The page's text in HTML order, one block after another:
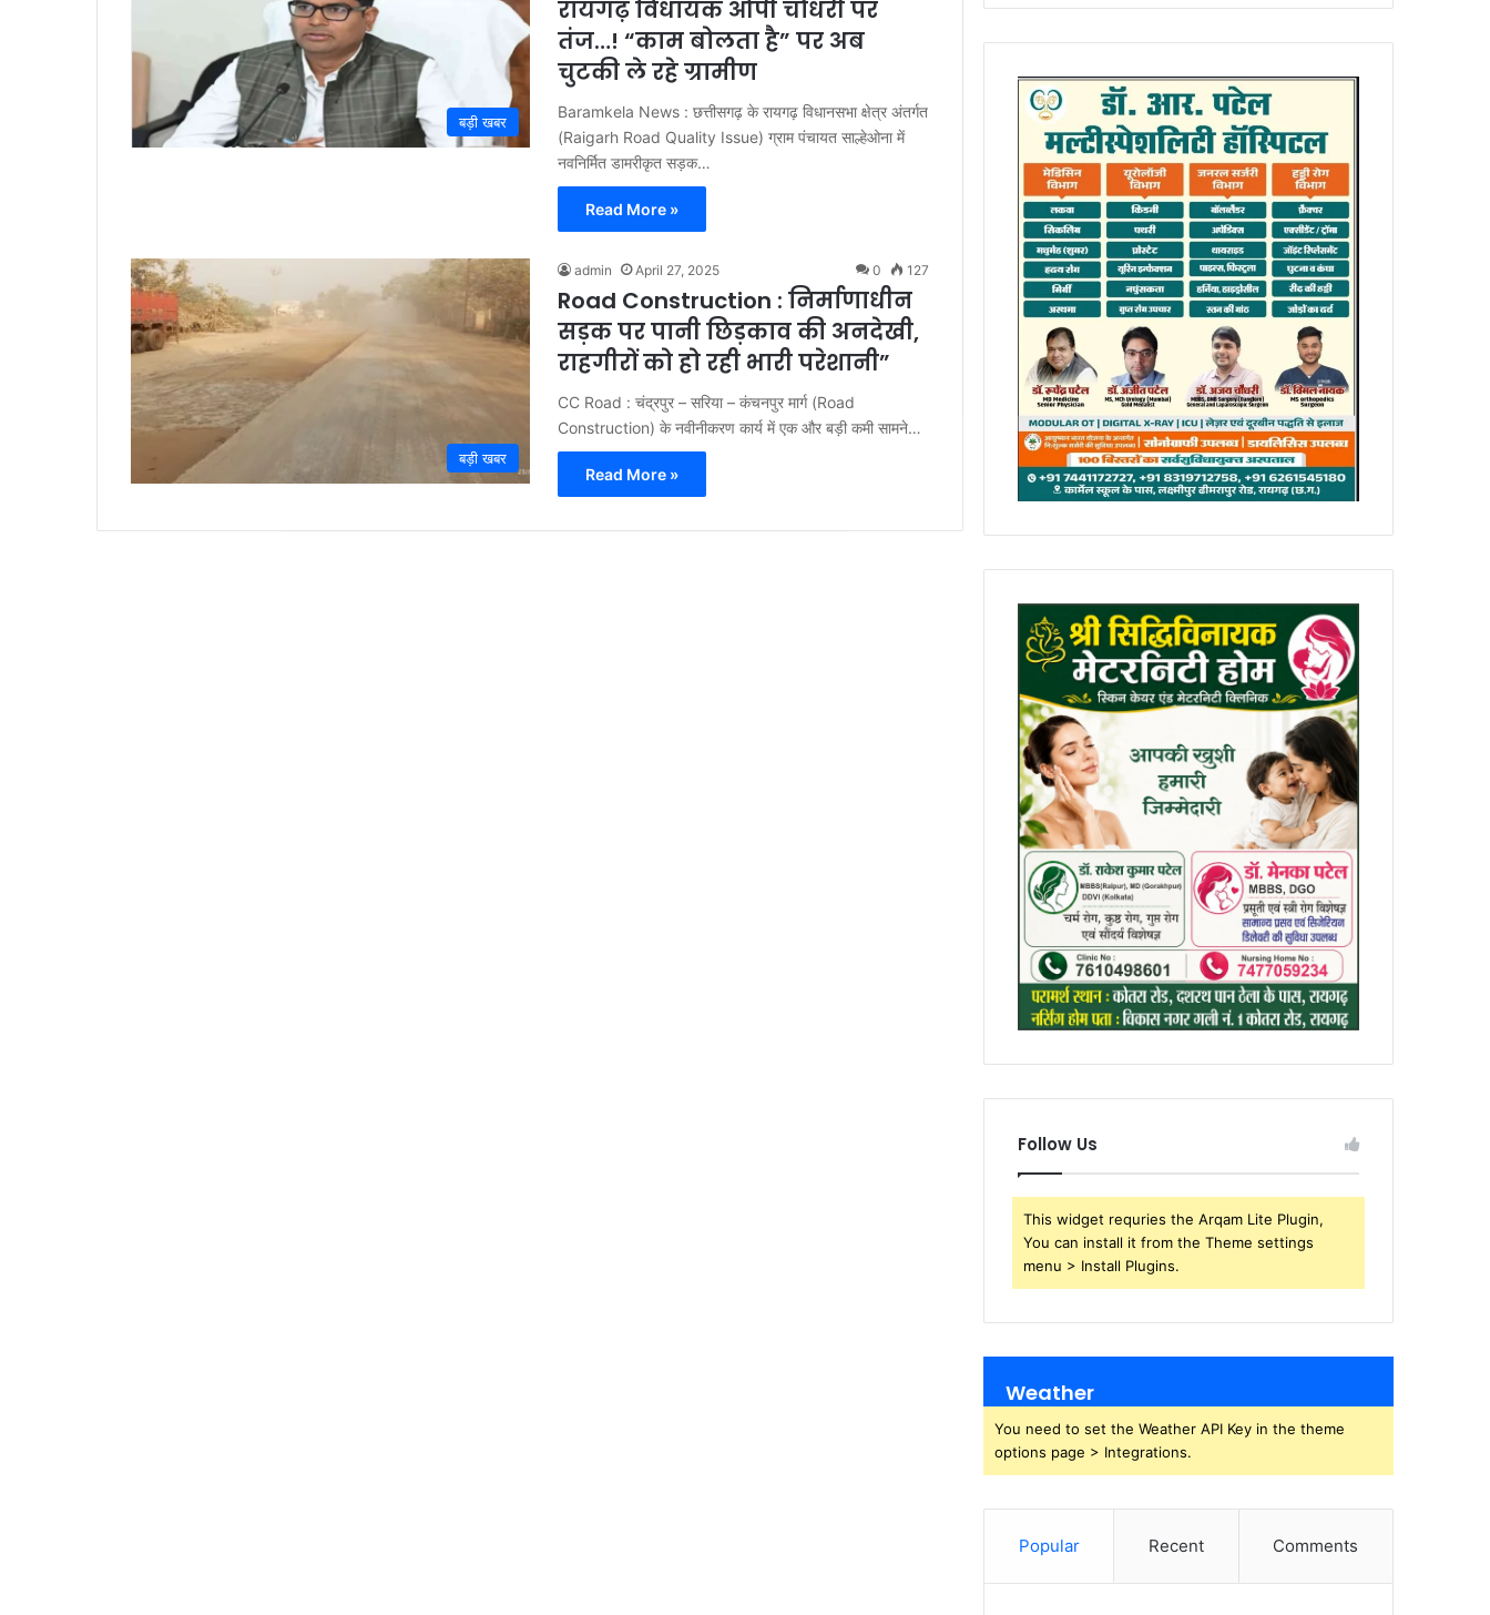
बड़ी खबर
रायगढ़ विधायक ओपी चौधरी पर
तंज…! “काम बोलता है” पर अब
चुटकी ले रहे ग्रामीण
Baramkela News : छत्तीसगढ़ के रायगढ़ विधानसभा क्षेत्र अंतर्गत
(Raigarh Road Quality Issue) ग्राम पंचायत साल्हेओना में
नवनिर्मित डामरीकृत सड़क…
Read More »
बड़ी खबर
admin April 27, 2025 0 127
Road Construction : निर्माणाधीन
सड़क पर पानी छिड़काव की अनदेखी,
राहगीरों को हो रही भारी परेशानी”
CC Road : चंद्रपुर – सरिया – कंचनपुर मार्ग (Road
Construction) के नवीनीकरण कार्य में एक और बड़ी कमी सामने…
Read More »
Follow Us
This widget requries the Arqam Lite Plugin,
You can install it from the Theme settings
menu > Install Plugins.
Weather
You need to set the Weather API Key in the theme
options page > Integrations.
Popular Recent Comments